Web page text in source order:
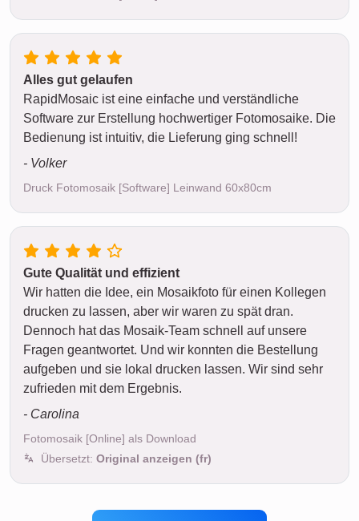
Alles gut gelaufen
RapidMosaic ist eine einfache und verständliche
Software zur Erstellung hochwertiger Fotomosaike. Die
Bedienung ist intuitiv, die Lieferung ging schnell!
- Volker
Druck Fotomosaik [Software] Leinwand 60x80cm
Gute Qualität und effizient
Wir hatten die Idee, ein Mosaikfoto für einen Kollegen
drucken zu lassen, aber wir waren zu spät dran.
Dennoch hat das Mosaik-Team schnell auf unsere
Fragen geantwortet. Und wir konnten die Bestellung
aufgeben und sie lokal drucken lassen. Wir sind sehr
zufrieden mit dem Ergebnis.
- Carolina
Fotomosaik [Online] als Download
Übersetzt: Original anzeigen (fr)